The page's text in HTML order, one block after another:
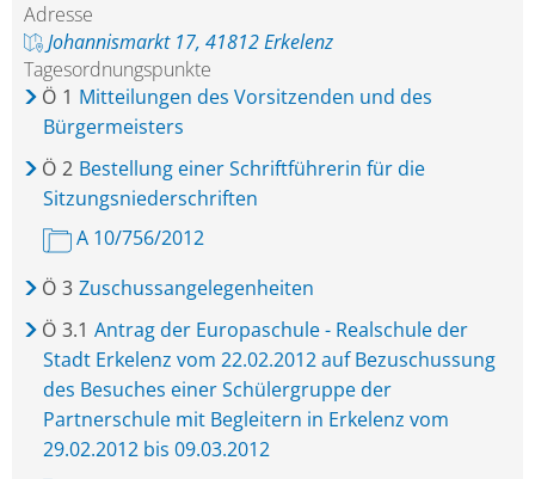
Adresse
Johannismarkt 17, 41812 Erkelenz
Tagesordnungspunkte
Ö 1 Mitteilungen des Vorsitzenden und des
Bürgermeisters
Ö 2 Bestellung einer Schriftführerin für die
Sitzungsniederschriften
A 10/756/2012
Ö 3 Zuschussangelegenheiten
Ö 3.1 Antrag der Europaschule - Realschule der
Stadt Erkelenz vom 22.02.2012 auf Bezuschussung
des Besuches einer Schülergruppe der
Partnerschule mit Begleitern in Erkelenz vom
29.02.2012 bis 09.03.2012